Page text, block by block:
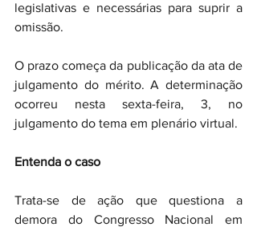
legislativas e necessárias para suprir a
omissão.
O prazo começa da publicação da ata de
julgamento do mérito. A determinação
ocorreu nesta sexta-feira, 3, no
julgamento do tema em plenário virtual.
Entenda o caso
Trata-se de ação que questiona a
demora do Congresso Nacional em